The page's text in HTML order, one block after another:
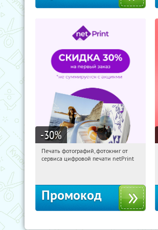
-30%
17:52:46 Получили:
Печать фотографий, фотокниг от
сервиса цифровой печати netPrint
Промокод